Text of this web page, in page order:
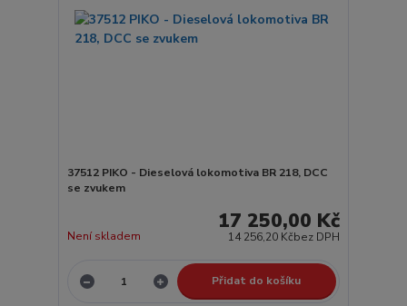
37512 PIKO - Dieselová lokomotiva BR 218, DCC
se zvukem
17 250,00 Kč
14 256,20 Kčbez DPH
Není skladem
Přidat do košíku